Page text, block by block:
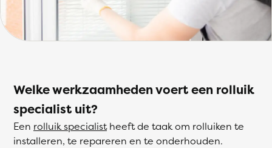
Welke werkzaamheden voert een rolluik
specialist uit?
Een rolluik specialistheeft de taak om rolluiken te
installeren, te repareren en te onderhouden.